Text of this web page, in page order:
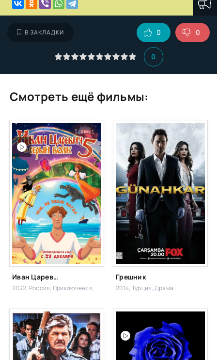
В ЗАКЛАДКИ
0
0 0
Смотреть ещё фильмы:
Иван Царевич и Серый Волк 5
2022, Россия, Приключения,
Грешник
2014, Турция, Драма